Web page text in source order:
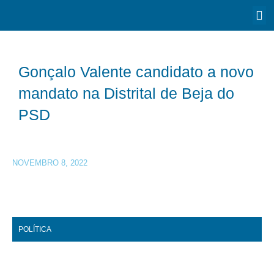
Gonçalo Valente candidato a novo
mandato na Distrital de Beja do
PSD
NOVEMBRO 8, 2022
POLÍTICA